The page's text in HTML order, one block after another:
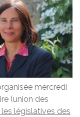
mercredi
(union des
législatives des